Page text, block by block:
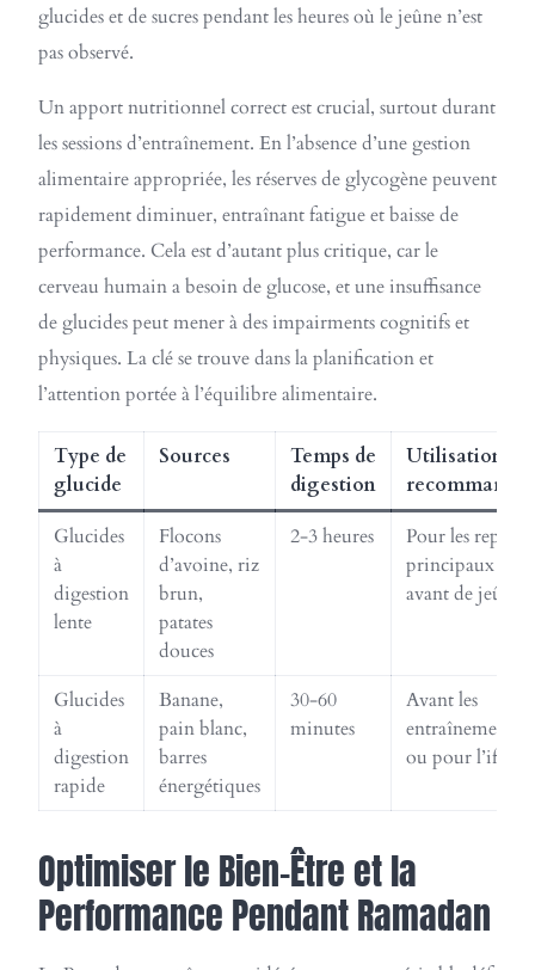
glucides et de sucres pendant les heures où le jeûne n’est
pas observé.
Un apport nutritionnel correct est crucial, surtout durant
les sessions d’entraînement. En l’absence d’une gestion
alimentaire appropriée, les réserves de glycogène peuvent
rapidement diminuer, entraînant fatigue et baisse de
performance. Cela est d’autant plus critique, car le
cerveau humain a besoin de glucose, et une insuffisance
de glucides peut mener à des impairments cognitifs et
physiques. La clé se trouve dans la planification et
l’attention portée à l’équilibre alimentaire.
Type de
glucide
Sources
Temps de
digestion
Utilisation
Glucides
à
digestion
lente
Flocons
d’avoine, riz
brun,
patates
douces
2-3 heures
Pour les repas
principaux
avant de jeûner
Glucides
à
digestion
rapide
Banane,
pain blanc,
barres
énergétiques
30-60
minutes
Avant les
entraînements
ou pour l’iftar
Optimiser le Bien-Être et la
Performance Pendant Ramadan